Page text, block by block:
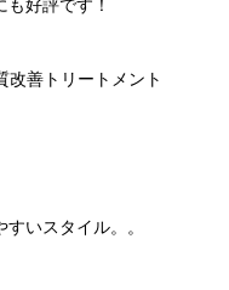
好評です！
改善トリートメント
いスタイル。。